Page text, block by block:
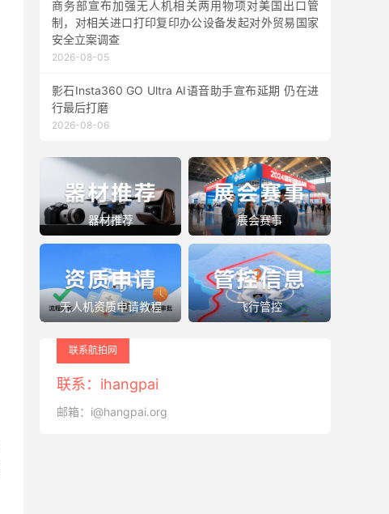
商务部宣布加强无人机相关两用物项对美国出口管
制，对相关进口打印复印办公设备发起对外贸易国家
安全立案调查
2026-08-05
影石Insta360 GO Ultra AI语音助手宣布延期 仍在进
行最后打磨
2026-08-06
器材推荐 展会赛事
无人机资质申请教程 飞行管控
联系航拍网
联系：ihangpai
邮箱：i@hangpai.org